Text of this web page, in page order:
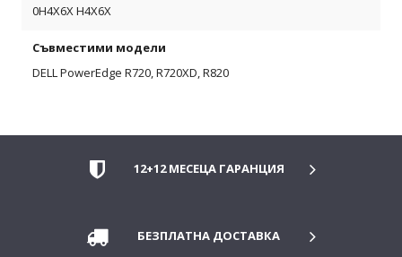
0H4X6X H4X6X
Съвместими модели
DELL PowerEdge R720, R720XD, R820
12+12 МЕСЕЦА ГАРАНЦИЯ
БЕЗПЛАТНА ДОСТАВКА